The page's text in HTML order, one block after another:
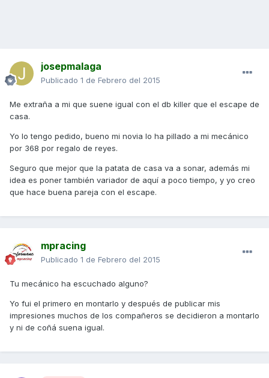
josepmalaga
Publicado 1 de Febrero del 2015
Me extraña a mi que suene igual con el db killer que el escape de
casa.
Yo lo tengo pedido, bueno mi novia lo ha pillado a mi mecánico
por 368 por regalo de reyes.
Seguro que mejor que la patata de casa va a sonar, además mi
idea es poner también variador de aquí a poco tiempo, y yo creo
que hace buena pareja con el escape.
mpracing
Publicado 1 de Febrero del 2015
Tu mecánico ha escuchado alguno?
Yo fui el primero en montarlo y después de publicar mis
impresiones muchos de los compañeros se decidieron a montarlo
y ni de coñá suena igual.